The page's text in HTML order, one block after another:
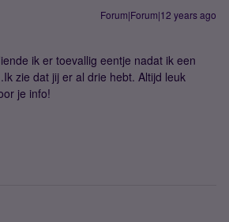
Forum|Forum|12 years ago
ik er toevallig eentje nadat ik een
zie dat jij er al drie hebt. Altijd leuk
je info!